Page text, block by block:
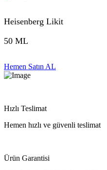
Heisenberg Likit
50 ML
Hemen Satın AL
Hızlı Teslimat
Hemen hızlı ve güvenli teslimat
Ürün Garantisi